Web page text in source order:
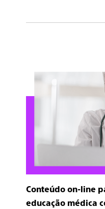
Conteúdo on-line
educação médica